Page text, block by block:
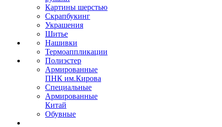
Картины шерстью
Скрапбукинг
Украшения
Шитье
Нашивки
Термоаппликации
Полиэстер
Армированные
ПНК им.Кирова
Специальные
Армированные
Китай
Обувные